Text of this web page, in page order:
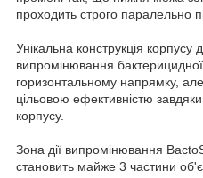
проходить строго паралельно
Унікальна конструкція корпусу
випромінювання
горизонтальному напрямку,
цільовою ефективністю завдяки
корпусу.
Зона дії випромінювання
становить майже 3 частини